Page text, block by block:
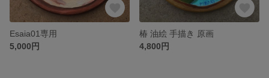
Esaia01専用
5,000円
椿 油絵 手描き 原画
4,800円